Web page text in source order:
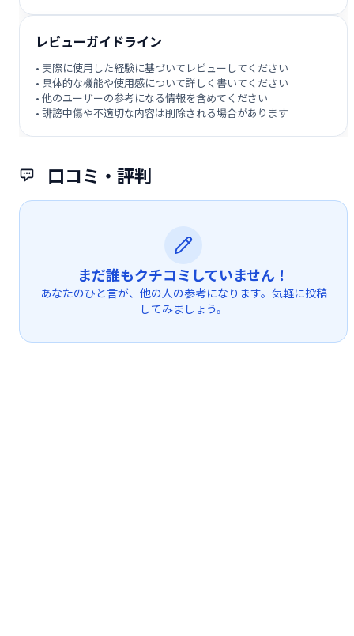
口コミ・評判
まだ誰もクチコミしていません！
あなたのひと言が、他の人の参考になります。気軽に投稿
してみましょう。
レビューガイドライン
• 実際に使用した経験に基づいてレビューしてください
• 具体的な機能や使用感について詳しく書いてください
• 他のユーザーの参考になる情報を含めてください
• 誹謗中傷や不適切な内容は削除される場合があります